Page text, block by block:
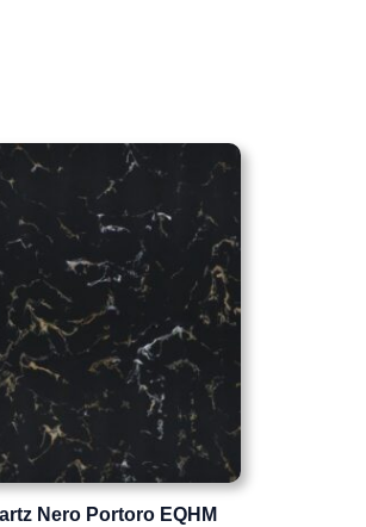
Nero Portoro EQHM